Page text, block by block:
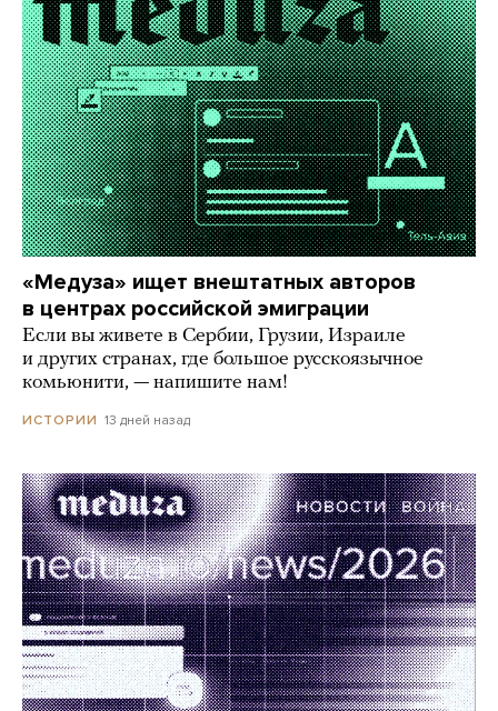
«Медуза» ищет внештатных авторов
в центрах российской эмиграции
Если вы живете в Сербии, Грузии, Израиле
и других странах, где большое русскоязычное
комьюнити, — напишите нам!
ИСТОРИИ 13 дней назад